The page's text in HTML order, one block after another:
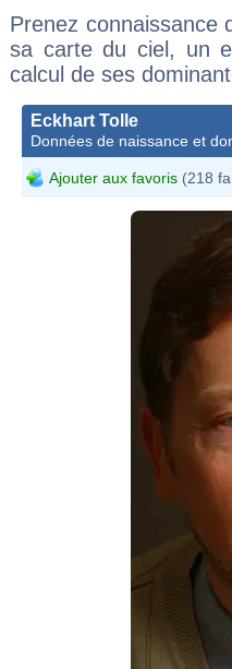
Prenez connaissance
sa carte du ciel, un
calcul de ses
Eckhart Tolle
Données de naissance et
Ajouter aux favoris (218